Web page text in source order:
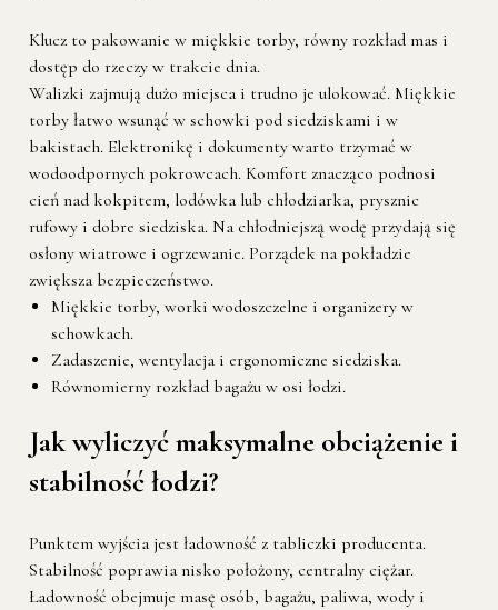
Klucz to pakowanie w miękkie torby, równy rozkład mas i
dostęp do rzeczy w trakcie dnia.
Walizki zajmują dużo miejsca i trudno je ulokować. Miękkie
torby łatwo wsunąć w schowki pod siedziskami i w
bakistach. Elektronikę i dokumenty warto trzymać w
wodoodpornych pokrowcach. Komfort znacząco podnosi
cień nad kokpitem, lodówka lub chłodziarka, prysznic
rufowy i dobre siedziska. Na chłodniejszą wodę przydają się
osłony wiatrowe i ogrzewanie. Porządek na pokładzie
zwiększa bezpieczeństwo.
Miękkie torby, worki wodoszczelne i organizery w
schowkach.
Zadaszenie, wentylacja i ergonomiczne siedziska.
Równomierny rozkład bagażu w osi łodzi.
Jak wyliczyć maksymalne obciążenie i
stabilność łodzi?
Punktem wyjścia jest ładowność z tabliczki producenta.
Stabilność poprawia nisko położony, centralny ciężar.
Ładowność obejmuje masę osób, bagażu, paliwa, wody i